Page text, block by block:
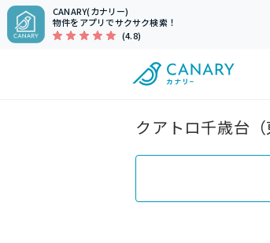
CANARY(カナリー)
物件をアプリでサクサク検索！
(4.8)
クアトロ千歳台